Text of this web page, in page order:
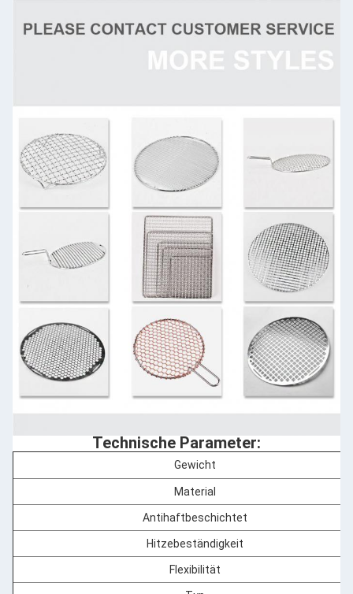
Technische Parameter:
Gewicht
Material
Antihaftbeschichtet
Hitzebeständigkeit
Flexibilität